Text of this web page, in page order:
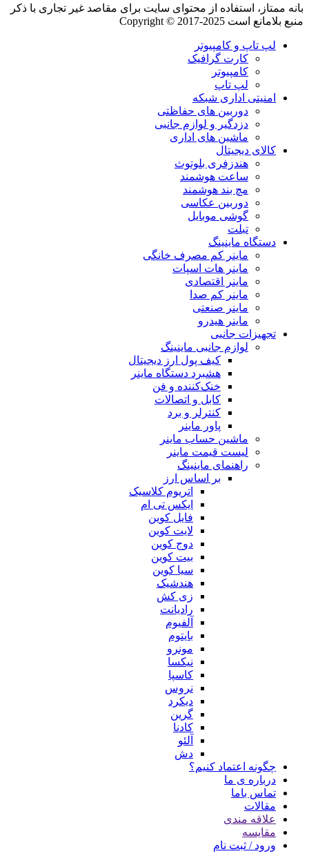
بانه ممتاز، استفاده از محتوای سایت برای مقاصد غیر تجاری با ذکر
منبع بلامانع است Copyright © 2017-2025
لپ تاپ و کامپیوتر
کارت گرافیک
کامپیوتر
لپ تاپ
امنیتی اداری شبکه
دوربین های حفاظتی
دزدگیر و لوازم جانبی
ماشین های اداری
کالای دیجیتال
هندزفری بلوتوث
ساعت هوشمند
مچ بند هوشمند
دوربین عکاسی
گوشی موبایل
تبلت
دستگاه ماینینگ
ماینر کم مصرف خانگی
ماینر هات اسپات
ماینر اقتصادی
ماینر کم‌ صدا
ماینر صنعتی
ماینر هیدرو
تجهیزات جانبی
لوازم جانبی ماینینگ
کیف پول ارز دیجیتال
هشبرد دستگاه ماینر
خنک‌کننده و فن
کابل و اتصالات
کنترلر و برد
پاور ماینر
ماشین حساب ماینر
لیست قیمت ماینر
راهنمای ماینینگ
بر اساس ارز
اتریوم کلاسیک
ایکس تی ام
فایل کوین
لایت کوین
دوج کوین
بیت کوین
سیا کوین
هندشیک
زی کش
رادیانت
آلفیوم
بایتوم
مونرو
نیکسا
کاسپا
نروس
دیکرد
گرین
کادنا
آلئو
دش
چگونه اعتماد کنیم؟
درباره ی ما
تماس باما
مقالات
علاقه مندی
مقایسه
ورود / ثبت نام